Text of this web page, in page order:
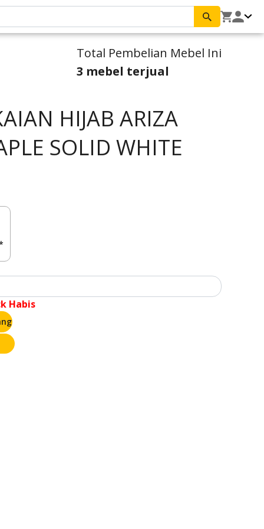
Total Pembelian Mebel Ini
3 mebel terjual
HIJAB ARIZA
SOLID WHITE
Habis